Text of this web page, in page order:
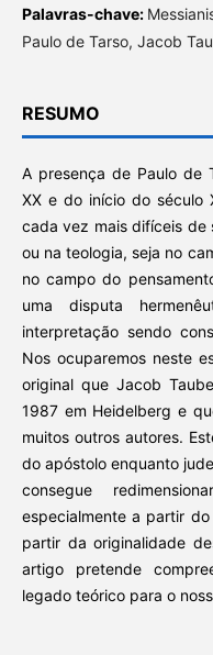
Palavras-chave:
Paulo de Tarso, Jacob
RESUMO
A presença de Paulo de
XX e do início do século
cada vez mais difíceis de
ou na teologia, seja no
no campo do
uma disputa
interpretação sendo
Nos ocuparemos neste
original que Jacob
1987 em Heidelberg e
muitos outros autores.
do apóstolo enquanto
consegue
especialmente a partir
partir da originalidade
artigo pretende
legado teórico para o